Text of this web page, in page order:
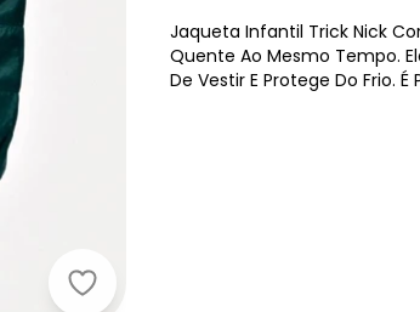
Trick Nick - Jaqueta Infantil Verde
Jaqueta Infantil Trick Nick
Quente Ao Mesmo Tempo.
De Vestir E Protege Do Frio.